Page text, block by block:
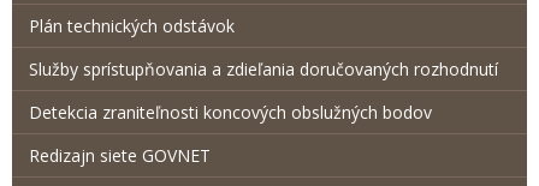
Plán technických odstávok
Služby sprístupňovania a zdieľania doručovaných rozhodnutí
Detekcia zraniteľnosti koncových obslužných bodov
Redizajn siete GOVNET